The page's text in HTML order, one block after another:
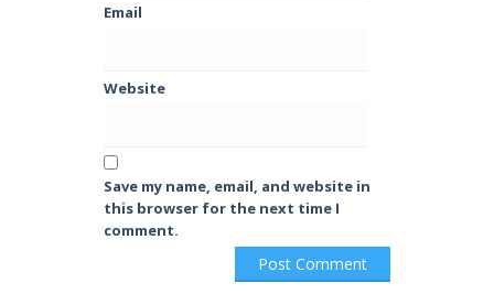
Email
Website
Save my name, email, and website in
this browser for the next time I
comment.